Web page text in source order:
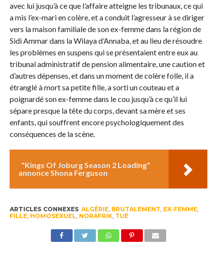
avec lui jusqu’à ce que l’affaire atteigne les tribunaux, ce qui
a mis l’ex-mari en colère, et a conduit l’agresseur à se diriger
vers la maison familiale de son ex-femme dans la région de
Sidi Ammar dans la Wilaya d’Annaba, et au lieu de résoudre
les problèmes en suspens qui se présentaient entre eux au
tribunal administratif de pension alimentaire, une caution et
d’autres dépenses, et dans un moment de colère folle, il a
étranglé à mort sa petite fille, a sorti un couteau et a
poignardé son ex-femme dans le cou jusqu’à ce qu’il lui
sépare presque la tête du corps, devant sa mère et ses
enfants, qui souffrent encore psychologiquement des
conséquences de la scène.
"Kings Of Joburg Season 2 Loading"
annonce Shona Ferguson
ARTICLES CONNEXES ALGÉRIE, BRUTALEMENT EX-FEMME,
FILLE, HOMOSEXUEL NORAFRIK, TUÉ